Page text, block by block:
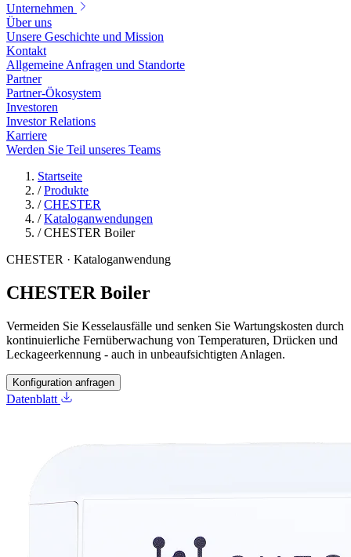
Unternehmen
Über uns
Unsere Geschichte und Mission
Kontakt
Allgemeine Anfragen und Standorte
Partner
Partner-Ökosystem
Investoren
Investor Relations
Karriere
Werden Sie Teil unseres Teams
Startseite
/ Produkte
/ CHESTER
/ Kataloganwendungen
/ CHESTER Boiler
CHESTER · Kataloganwendung
CHESTER Boiler
Vermeiden Sie Kesselausfälle und senken Sie Wartungskosten durch
kontinuierliche Fernüberwachung von Temperaturen, Drücken und
Leckageerkennung - auch in unbeaufsichtigten Anlagen.
Konfiguration anfragen
Datenblatt